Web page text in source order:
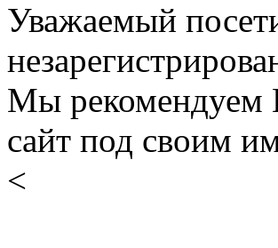
Уважаемый
Мы рекомендуем
сайт под своим
<